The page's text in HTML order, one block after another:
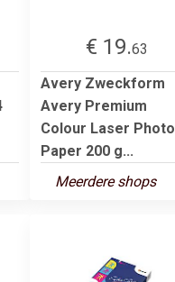
€ 19.63
Avery Zweckform
Avery Premium
Colour Laser Photo
Paper 200 g...
Meerdere shops